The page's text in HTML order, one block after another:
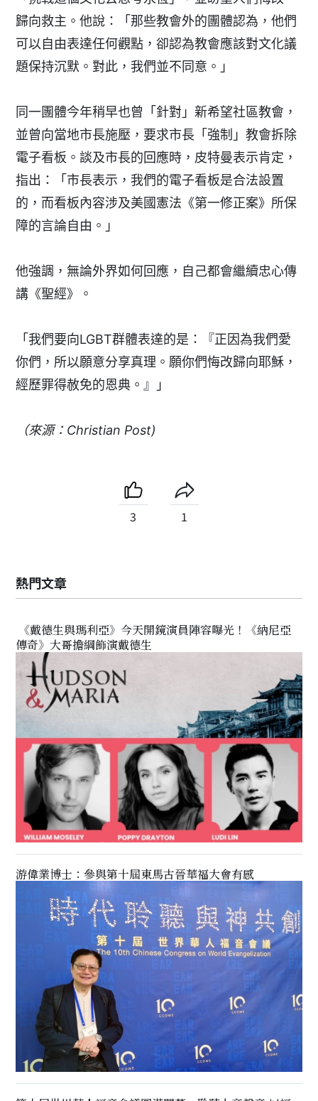
歸向救主。他說：「那些教會外的團體認為，他們
可以自由表達任何觀點，卻認為教會應該對文化議
題保持沉默。對此，我們並不同意。」
同一團體今年稍早也曾「針對」新希望社區教會，
並曾向當地市長施壓，要求市長「強制」教會拆除
電子看板。談及市長的回應時，皮特曼表示肯定，
指出：「市長表示，我們的電子看板是合法設置
的，而看板內容涉及美國憲法《第一修正案》所保
障的言論自由。」
他強調，無論外界如何回應，自己都會繼續忠心傳
講《聖經》。
「我們要向LGBT群體表達的是：『正因為我們愛
你們，所以願意分享真理。願你們悔改歸向耶穌，
經歷罪得赦免的恩典。』」
（來源：Christian Post)
3 1
熱門文章
《戴德生與瑪利亞》今天開鏡演員陣容曝光！《納尼亞
傳奇》大哥擔綱飾演戴德生
游偉業博士：參與第十屆東馬古晉華福大會有感